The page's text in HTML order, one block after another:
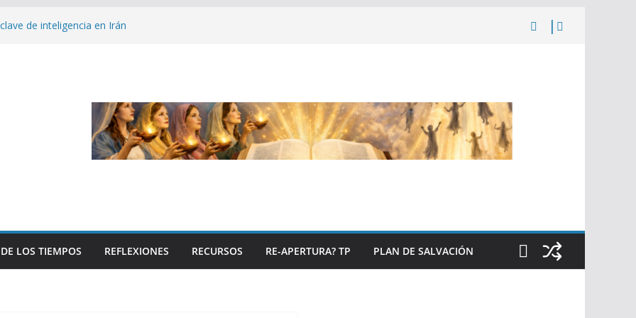
de inteligencia en Irán
LOS TIEMPOS REFLEXIONES RECURSOS RE-APERTURA? TP PLAN DE SALVACIÓN